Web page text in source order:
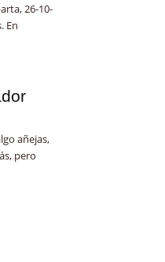
26-10-
En
añejas,
pero